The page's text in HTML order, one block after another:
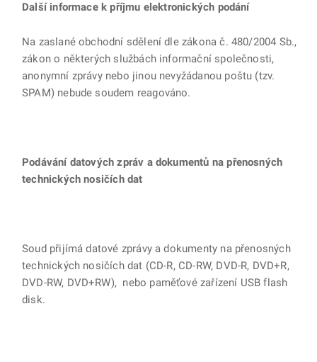
Další informace k příjmu elektronických podání
Na zaslané obchodní sdělení dle zákona č. 480/2004 Sb.,
zákon o některých službách informační společnosti,
anonymní zprávy nebo jinou nevyžádanou poštu (tzv.
SPAM) nebude soudem reagováno.
Podávání datových zpráv a dokumentů na přenosných
technických nosičích dat
Soud přijímá datové zprávy a dokumenty na přenosných
technických nosičích dat (CD-R, CD-RW, DVD-R, DVD+R,
DVD-RW, DVD+RW), nebo paměťové zařízení USB flash
disk.